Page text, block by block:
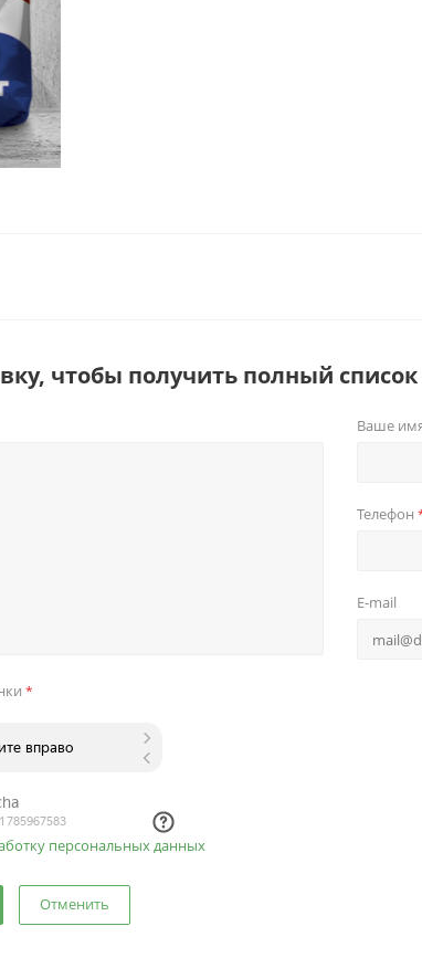
чтобы получить полный
Ваше
Телефон
E-mail
*
персональных данных
Отменить